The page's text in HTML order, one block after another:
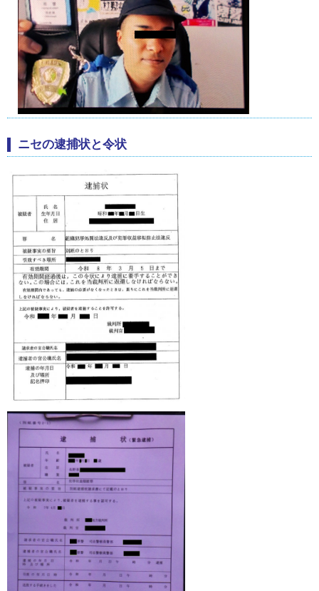
ニセの逮捕状と令状